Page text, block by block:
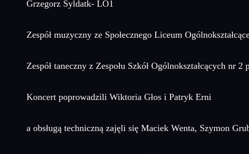
Grzegorz Syldatk- LO1
Zespół muzyczny ze Społecznego Liceum
Zespół taneczny z Zespołu Szkół Ogólnokształcących nr
Koncert poprowadzili Wiktoria Głos i Patryk Erni
a obsługą techniczną zajęli się Maciek Wenta, Szymon